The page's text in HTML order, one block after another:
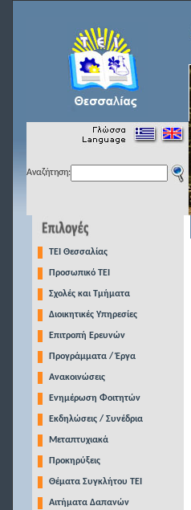
Αναζήτηση:
TEI Θεσσαλίας
Προσωπικό ΤΕΙ
Σχολές και Τμήματα
Διοικητικές Υπηρεσίες
Επιτροπή Ερευνών
Προγράμματα / Έργα
Ανακοινώσεις
Ενημέρωση Φοιτητών
Εκδηλώσεις / Συνέδρια
Μεταπτυχιακά
Προκηρύξεις
Θέματα Συγκλήτου ΤΕΙ
Αιτήματα Δαπανών